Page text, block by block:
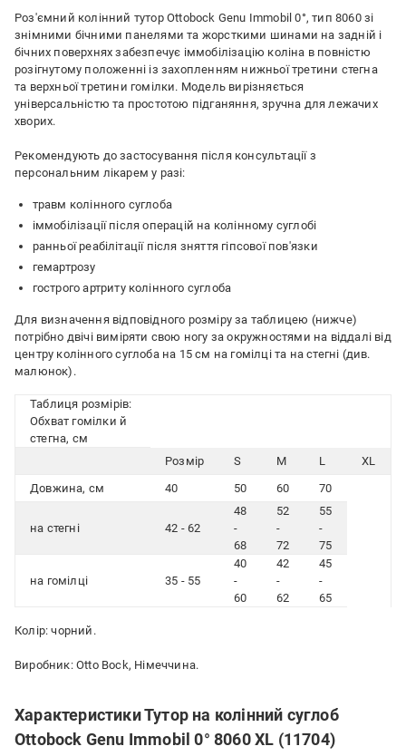
Роз'ємний колінний тутор Ottobock Genu Immobil 0°, тип 8060 зі
знімними бічними панелями та жорсткими шинами на задній і
бічних поверхнях забезпечує іммобілізацію коліна в повністю
розігнутому положенні із захопленням нижньої третини стегна
та верхньої третини гомілки. Модель вирізняється
універсальністю та простотою підганяння, зручна для лежачих
хворих.
Рекомендують до застосування після консультації з
персональним лікарем у разі:
травм колінного суглоба
іммобілізації після операцій на колінному суглобі
ранньої реабілітації після зняття гіпсової пов'язки
гемартрозу
гострого артриту колінного суглоба
Для визначення відповідного розміру за таблицею (нижче)
потрібно двічі виміряти свою ногу за окружностями на віддалі від
центру колінного суглоба на 15 см на гомілці та на стегні (див.
малюнок).
Таблиця розмірів:
Обхват гомілки й
стегна, см
Розмір
S M L
XL
Довжина, см
40 50 60 70
на стегні 42 - 62
48
-
68
52
-
72
55
-
75
на гомілці 35 - 55
40
-
60
42
-
62
45
-
65
Колір: чорний.
Виробник: Otto Bock, Німеччина.
Характеристики Тутор на колінний суглоб
Ottobock Genu Immobil 0° 8060 XL (11704)